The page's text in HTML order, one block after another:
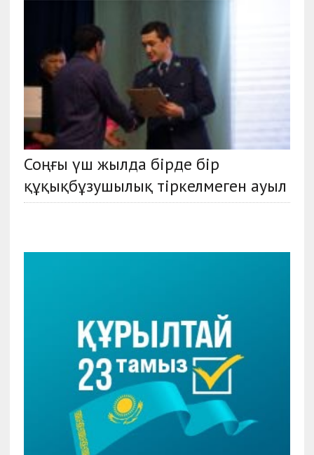
Соңғы үш жылда бірде бір
құқықбұзушылық тіркелмеген ауыл